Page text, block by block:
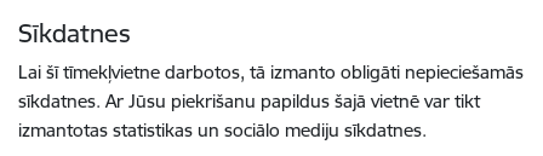
Sīkdatnes
Lai šī tīmekļvietne darbotos, tā izmanto obligāti nepieciešamās
sīkdatnes. Ar Jūsu piekrišanu papildus šajā vietnē var tikt
izmantotas statistikas un sociālo mediju sīkdatnes.